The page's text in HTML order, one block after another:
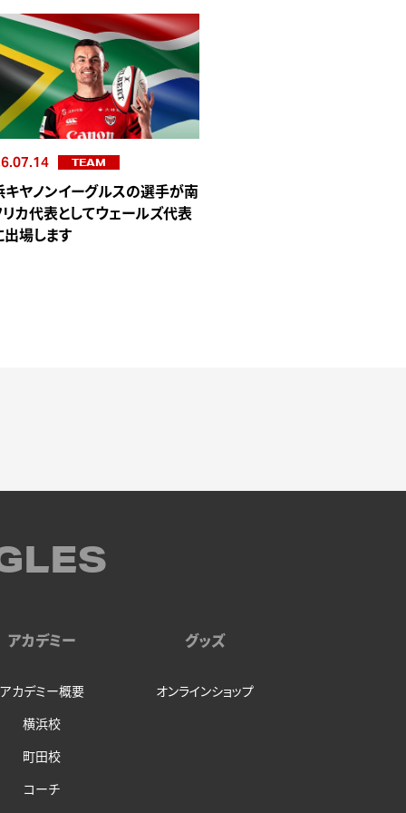
TEAM
キヤノンイーグルスの選手が南
リカ代表としてウェールズ代表
出場します
アカデミー
アカデミー概要
横浜校
町田校
コーチ
グッズ
オンラインショップ